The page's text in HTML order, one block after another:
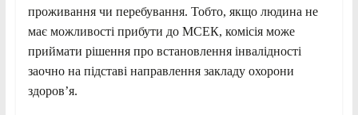
проживання чи перебування. Тобто, якщо людина не
має можливості прибути до МСЕК, комісія може
приймати рішення про встановлення інвалідності
заочно на підставі направлення закладу охорони
здоров’я.